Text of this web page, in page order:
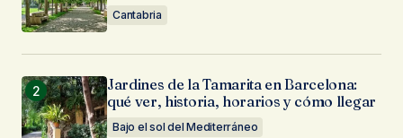
Cantabria
Jardines de la Tamarita en Barcelona:
qué ver, historia, horarios y cómo llegar
Bajo el sol del Mediterráneo